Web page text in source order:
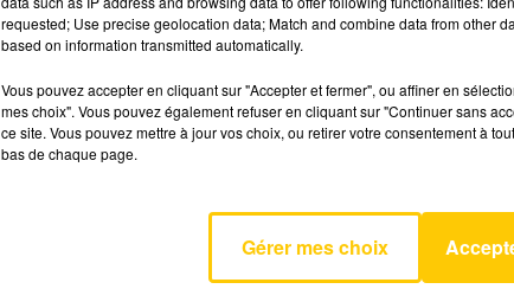
Sans
Contrefacon
MYLENE
AVEYRON NORD
requested; Use precise geolocation data; Match and combine data from other
based on information transmitted automatically.
Vous pouvez accepter en cliquant sur "Accepter et fermer", ou affiner en
mes choix". Vous pouvez également refuser en cliquant sur "Continuer sans
ce site. Vous pouvez mettre à jour vos choix, ou retirer votre consentement à
bas de chaque page.
Gérer mes choix